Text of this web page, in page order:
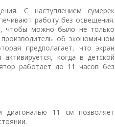
С наступлением сумерек
работу без освещения.
чтобы можно было не только
об экономичном
предполагает, что экран
когда в детской
работает до 11 часов без
11 см позволяет